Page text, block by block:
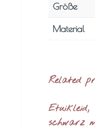
Größe
Material
Related
Etuikleid,
schwarz